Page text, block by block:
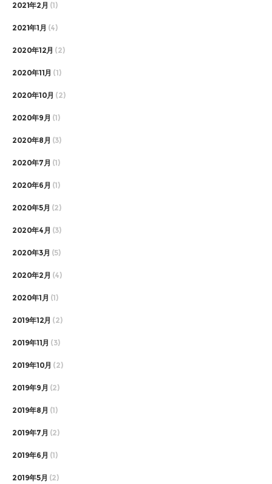
2021年2月 (1)
2021年1月 (4)
2020年12月 (2)
2020年11月 (1)
2020年10月 (2)
2020年9月 (1)
2020年8月 (3)
2020年7月 (1)
2020年6月 (1)
2020年5月 (2)
2020年4月 (3)
2020年3月 (5)
2020年2月 (4)
2020年1月 (1)
2019年12月 (2)
2019年11月 (3)
2019年10月 (2)
2019年9月 (2)
2019年8月 (1)
2019年7月 (2)
2019年6月 (1)
2019年5月 (2)